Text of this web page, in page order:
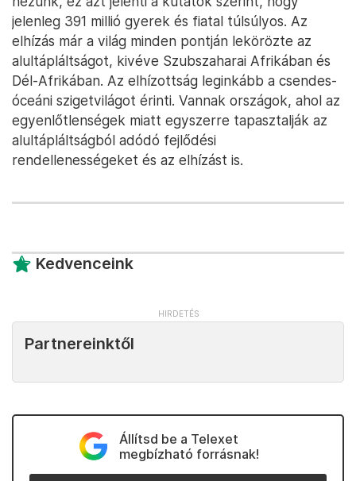
jelenleg 391 millió gyerek és fiatal túlsúlyos. Az
elhízás már a világ minden pontján lekörözte az
alultápláltságot, kivéve Szubszaharai Afrikában és
Dél-Afrikában. Az elhízottság leginkább a csendes-
óceáni szigetvilágot érinti. Vannak országok, ahol az
egyenlőtlenségek miatt egyszerre tapasztalják az
alultápláltságból adódó fejlődési
rendellenességeket és az elhízást is.
Kedvenceink
Partnereinktől
Állítsd be a Telexet
megbízható forrásnak!